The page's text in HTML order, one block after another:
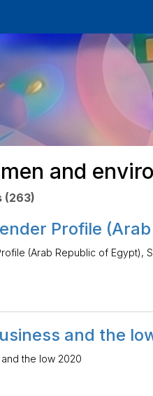
and
(263)
Profile
(Arab Republic of Egypt),
and the
the low 2020